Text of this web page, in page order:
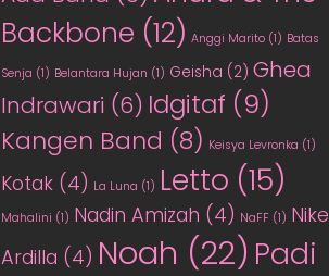
Backbone (12) Anggi Marito (1) Batas
Senja (1) Belantara Hujan (1) Geisha (2) Ghea
Indrawari (6) Idgitaf (9)
Kangen Band (8) Keisya Levronka (1)
Kotak (4) La Luna (1) Letto (15)
Mahalini (1) Nadin Amizah (4) NaFF (1) Nike
Ardilla (4) Noah (22) Padi